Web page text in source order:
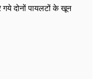
गये दोनों पायलटों के खून